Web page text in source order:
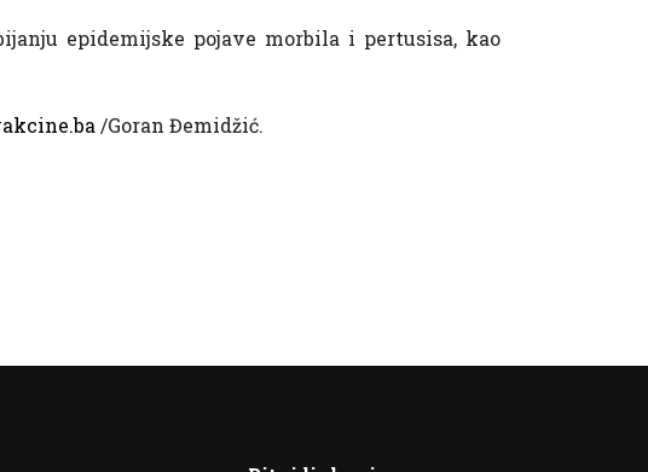
epidemijske pojave morbila i pertusisa, kao
/Goran Đemidžić.